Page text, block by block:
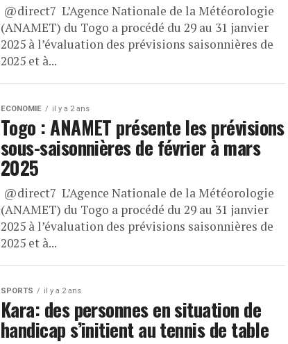
​ @direct7 L’Agence Nationale de la Météorologie
(ANAMET) du Togo a procédé du 29 au 31 janvier
2025 à l’évaluation des prévisions saisonnières de
2025 et à...
ECONOMIE il y a 2 ans
Togo : ANAMET présente les prévisions
sous-saisonnières de février à mars
2025
​ @direct7 L’Agence Nationale de la Météorologie
(ANAMET) du Togo a procédé du 29 au 31 janvier
2025 à l’évaluation des prévisions saisonnières de
2025 et à...
SPORTS il y a 2 ans
Kara: des personnes en situation de
handicap s’initient au tennis de table